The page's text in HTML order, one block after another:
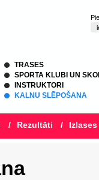
TRASES
SPORTA KLUBI UN
INSTRUKTORI
KALNU SLĒPOŠANA
/ Rezultāti /